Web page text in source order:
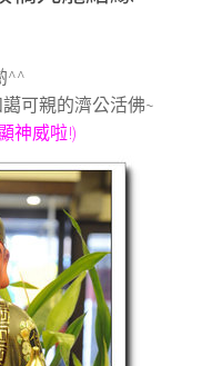
^^
可親的濟公活佛~
神威啦!)